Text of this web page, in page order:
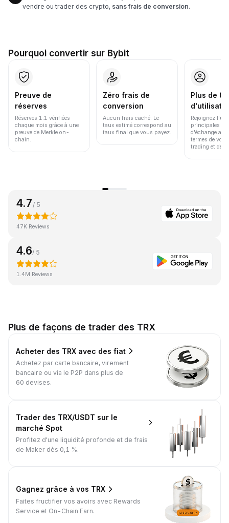
vendre ou trader des crypto, sans frais de conversion.
Pourquoi convertir sur Bybit
Preuve de
réserves
Réserves 1:1 vérifiées
chaque mois grâce à une
preuve de Merkle on-
chain.
Zéro frais de
conversion
Aucun frais caché. Le
taux estimé correspond au
taux final que vous payez.
Plus de
Rejoignez
principales
d'échange au
termes de
trading et de
4.7 / 5
47K Reviews
4.6/ 5
1.4M Reviews
Plus de façons de trader des TRX
Acheter des TRX avec des fiat
Achetez par carte bancaire, virement
bancaire ou via le P2P dans plus de
60 devises.
Trader des TRX/USDT sur le
marché Spot
Profitez d'une liquidité profonde et de frais
de Maker dès 0,1 %.
Gagnez grâce à vos TRX
Faites fructifier vos avoirs avec Rewards
Service et On-Chain Earn.